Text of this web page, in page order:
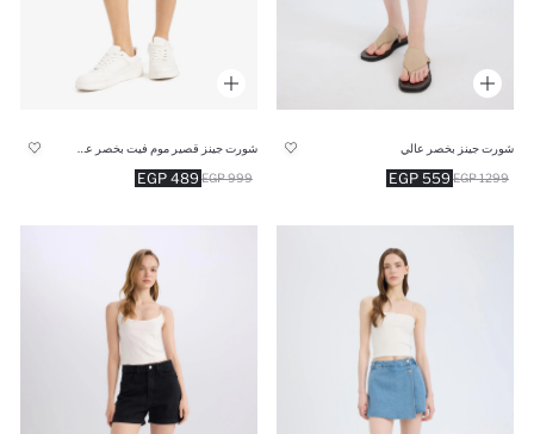
شورت جينز بخصر عالي
559 EGP 1299 EGP
489 EGP 999 EGP